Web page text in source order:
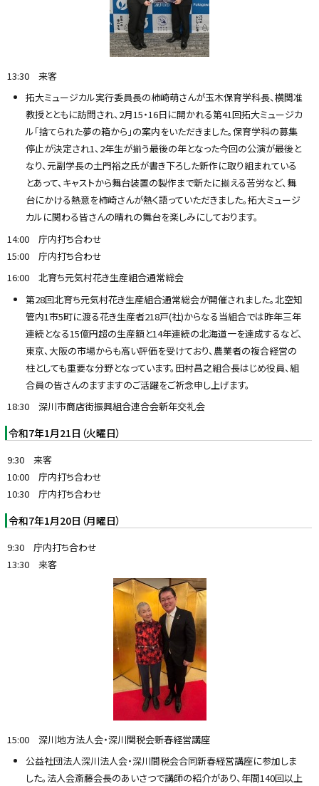
13:30 来客
拓大ミュージカル実行委員長の柿崎萌さんが玉木保育学科長、横関准
教授とともに訪問され、2月15・16日に開かれる第41回拓大ミュージカ
ル「捨てられた夢の箱から」の案内をいただきました。保育学科の募集
停止が決定され1、2年生が揃う最後の年となった今回の公演が最後と
なり、元副学長の土門裕之氏が書き下ろした新作に取り組まれている
とあって、キャストから舞台装置の製作まで新たに揃える苦労など、舞
台にかける熱意を柿崎さんが熱く語っていただきました。拓大ミュージ
カルに関わる皆さんの晴れの舞台を楽しみにしております。
14:00 庁内打ち合わせ
15:00 庁内打ち合わせ
16:00 北育ち元気村花き生産組合通常総会
第28回北育ち元気村花き生産組合通常総会が開催されました。北空知
管内1市5町に渡る花き生産者218戸(社)からなる当組合では昨年三年
連続となる15億円超の生産額と14年連続の北海道一を達成するなど、
東京、大阪の市場からも高い評価を受けており、農業者の複合経営の
柱としても重要な分野となっています。田村昌之組合長はじめ役員、組
合員の皆さんのますますのご活躍をご祈念申し上げます。
18:30 深川市商店街振興組合連合会新年交礼会
令和7年1月21日（火曜日）
9:30 来客
10:00 庁内打ち合わせ
10:30 庁内打ち合わせ
令和7年1月20日（月曜日）
9:30 庁内打ち合わせ
13:30 来客
15:00 深川地方法人会・深川関税会新春経営講座
公益社団法人深川法人会・深川間税会合同新春経営講座に参加しま
した。法人会斎藤会長のあいさつで講師の紹介があり、年間140回以上